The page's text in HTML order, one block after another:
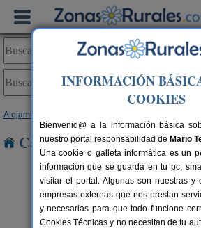
Alojamientos
Casas Rurales cerca de
INFORMACIÓN
COOKIES
Bienvenid@ a la información básica
nuestro portal responsabilidad de Mario
Una cookie o galleta informática es un
información que se guarda en tu pc,
visitar el portal. Algunas son nuestras y
empresas externas que nos prestan
y necesarias para que todo funcione
Cookies Técnicas y no necesitan de tu